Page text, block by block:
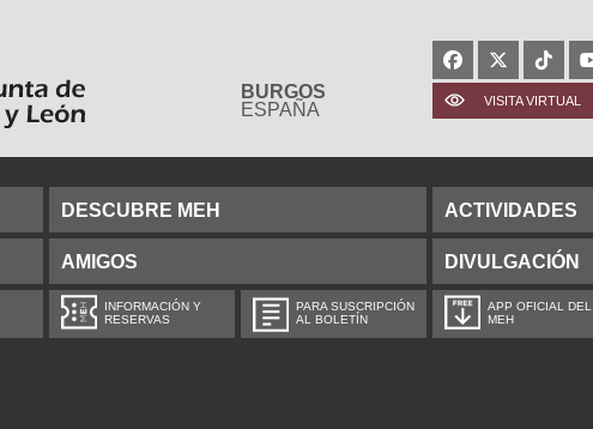
BURGOS
ESPAÑA
VISITA VIRTUAL
DESCUBRE MEH ACTIVIDADES
AMIGOS DIVULGACIÓN
INFORMACIÓN Y
RESERVAS
PARA SUSCRIPCIÓN
AL BOLETÍN
APP OFICIAL DEL
MEH